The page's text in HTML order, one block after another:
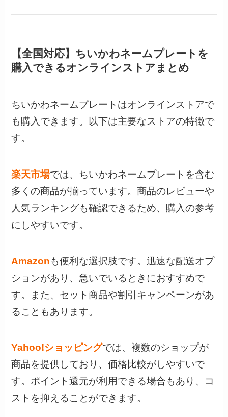
【全国対応】ちいかわネームプレートを
購入できるオンラインストアまとめ
ちいかわネームプレートはオンラインストアで
も購入できます。以下は主要なストアの特徴で
す。
楽天市場では、ちいかわネームプレートを含む
多くの商品が揃っています。商品のレビューや
人気ランキングも確認できるため、購入の参考
にしやすいです。
Amazonも便利な選択肢です。迅速な配送オプ
ションがあり、急いでいるときにおすすめで
す。また、セット商品や割引キャンペーンがあ
ることもあります。
Yahoo!ショッピングでは、複数のショップが
商品を提供しており、価格比較がしやすいで
す。ポイント還元が利用できる場合もあり、コ
ストを抑えることができます。